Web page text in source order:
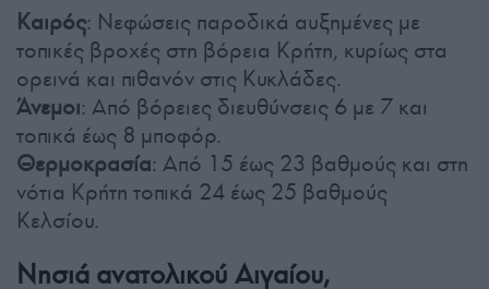
Καιρός: Νεφώσεις παροδικά αυξημένες με
τοπικές βροχές στη βόρεια Κρήτη, κυρίως στα
ορεινά και πιθανόν στις Κυκλάδες.
Άνεμοι: Από βόρειες διευθύνσεις 6 με 7 και
τοπικά έως 8 μποφόρ.
Θερμοκρασία: Από 15 έως 23 βαθμούς και στη
νότια Κρήτη τοπικά 24 έως 25 βαθμούς
Κελσίου.
Νησιά ανατολικού Αιγαίου,